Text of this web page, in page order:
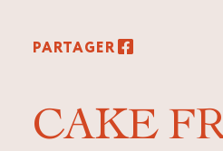
PARTAGER
CAKE